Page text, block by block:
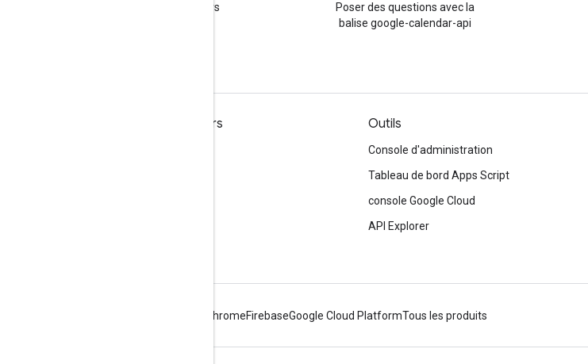
Lire le blog des développeurs
Poser des questions avec la
balise google-calendar-api
Google Workspace for Developers Outils
Console d'administration
Tableau de bord Apps Script
console Google Cloud
API Explorer
ChromeFirebaseGoogle Cloud PlatformTous les produits